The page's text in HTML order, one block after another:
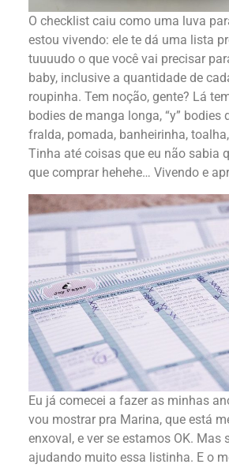
O checklist caiu como uma luva
estou vivendo: ele te dá uma lista
tuuuudo o que você vai precisar
baby, inclusive a quantidade de
roupinha. Tem noção, gente? Lá
bodies de manga longa, “y” bodies
fralda, pomada, banheirinha,
Tinha até coisas que eu não sabia
que comprar hehehe… Vivendo e
Eu já comecei a fazer as minhas
vou mostrar pra Marina, que está
enxoval, e ver se estamos OK. Mas
ajudando muito essa listinha. E o